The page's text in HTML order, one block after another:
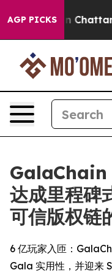
AGP PICKS
Chaos in
GalaChain
达成里程碑
可信版权链
6 亿玩家入匝：
Gala 实用性，并迎来